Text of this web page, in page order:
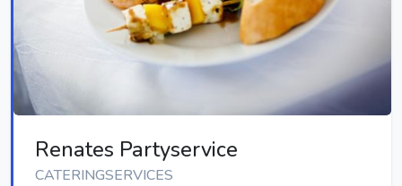
Renates Partyservice
CATERINGSERVICES